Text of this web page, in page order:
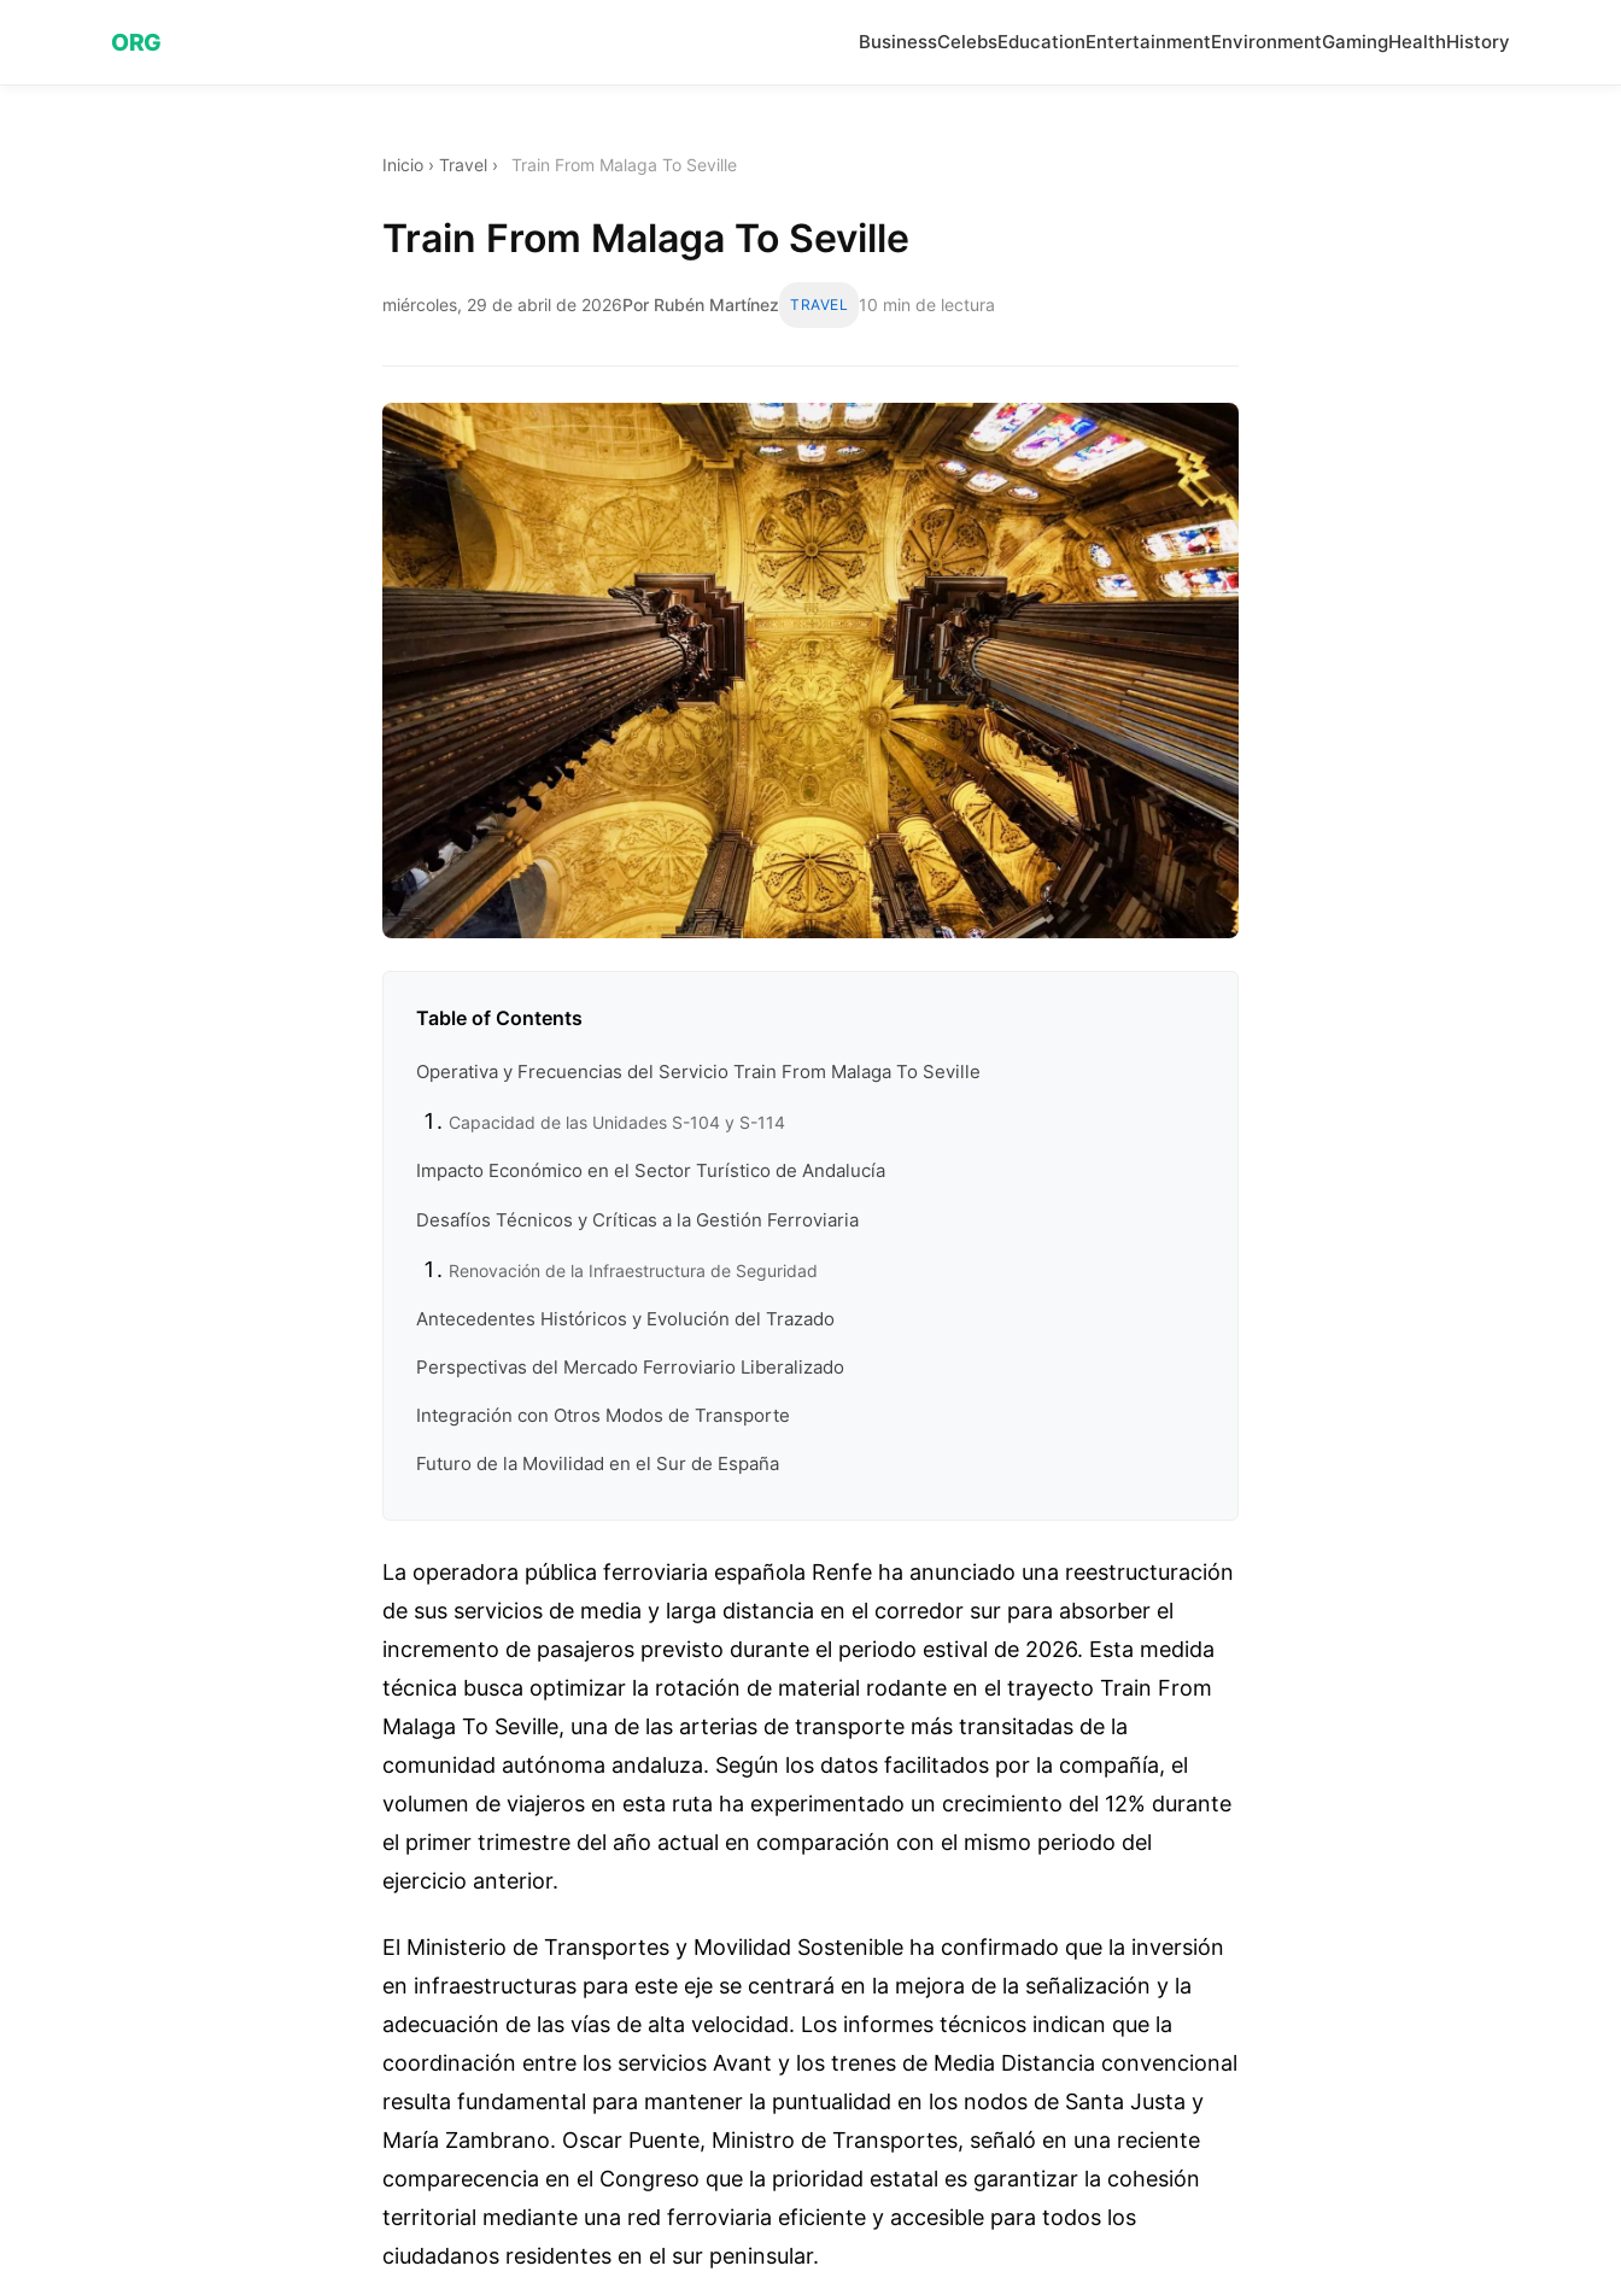
ORG BusinessCelebsEducationEntertainmentEnvironmentGamingHealthHistory
Inicio › Travel › Train From Malaga To Seville
Train From Malaga To Seville
miércoles, 29 de abril de 2026Por Rubén Martínez TRAVEL 10 min de lectura
Table of Contents
Operativa y Frecuencias del Servicio Train From Malaga To Seville
Capacidad de las Unidades S-104 y S-114
Impacto Económico en el Sector Turístico de Andalucía
Desafíos Técnicos y Críticas a la Gestión Ferroviaria
Renovación de la Infraestructura de Seguridad
Antecedentes Históricos y Evolución del Trazado
Perspectivas del Mercado Ferroviario Liberalizado
Integración con Otros Modos de Transporte
Futuro de la Movilidad en el Sur de España
La operadora pública ferroviaria española Renfe ha anunciado una reestructuración
de sus servicios de media y larga distancia en el corredor sur para absorber el
incremento de pasajeros previsto durante el periodo estival de 2026. Esta medida
técnica busca optimizar la rotación de material rodante en el trayecto Train From
Malaga To Seville, una de las arterias de transporte más transitadas de la
comunidad autónoma andaluza. Según los datos facilitados por la compañía, el
volumen de viajeros en esta ruta ha experimentado un crecimiento del 12% durante
el primer trimestre del año actual en comparación con el mismo periodo del
ejercicio anterior.
El Ministerio de Transportes y Movilidad Sostenible ha confirmado que la inversión
en infraestructuras para este eje se centrará en la mejora de la señalización y la
adecuación de las vías de alta velocidad. Los informes técnicos indican que la
coordinación entre los servicios Avant y los trenes de Media Distancia convencional
resulta fundamental para mantener la puntualidad en los nodos de Santa Justa y
María Zambrano. Oscar Puente, Ministro de Transportes, señaló en una reciente
comparecencia en el Congreso que la prioridad estatal es garantizar la cohesión
territorial mediante una red ferroviaria eficiente y accesible para todos los
ciudadanos residentes en el sur peninsular.